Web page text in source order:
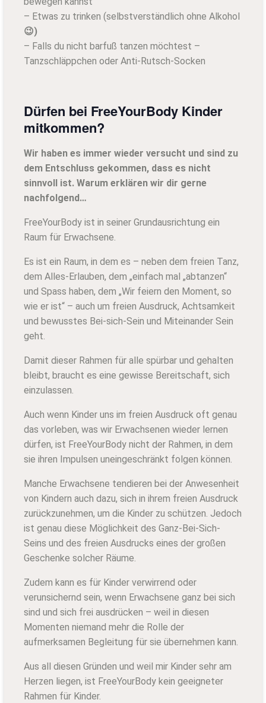
– Etwas zu trinken (selbstverständlich ohne Alkohol
😉)
– Falls du nicht barfuß tanzen möchtest –
Tanzschläppchen oder Anti-Rutsch-Socken
Dürfen bei FreeYourBody Kinder
mitkommen?
Wir haben es immer wieder versucht und sind zu
dem Entschluss gekommen, dass es nicht
sinnvoll ist. Warum erklären wir dir gerne
nachfolgend…
FreeYourBody ist in seiner Grundausrichtung ein
Raum für Erwachsene.
Es ist ein Raum, in dem es – neben dem freien Tanz,
dem Alles-Erlauben, dem „einfach mal „abtanzen“
und Spass haben, dem „Wir feiern den Moment, so
wie er ist“ – auch um freien Ausdruck, Achtsamkeit
und bewusstes Bei-sich-Sein und Miteinander Sein
geht.
Damit dieser Rahmen für alle spürbar und gehalten
bleibt, braucht es eine gewisse Bereitschaft, sich
einzulassen.
Auch wenn Kinder uns im freien Ausdruck oft genau
das vorleben, was wir Erwachsenen wieder lernen
dürfen, ist FreeYourBody nicht der Rahmen, in dem
sie ihren Impulsen uneingeschränkt folgen können.
Manche Erwachsene tendieren bei der Anwesenheit
von Kindern auch dazu, sich in ihrem freien Ausdruck
zurückzunehmen, um die Kinder zu schützen. Jedoch
ist genau diese Möglichkeit des Ganz-Bei-Sich-
Seins und des freien Ausdrucks eines der großen
Geschenke solcher Räume.
Zudem kann es für Kinder verwirrend oder
verunsichernd sein, wenn Erwachsene ganz bei sich
sind und sich frei ausdrücken – weil in diesen
Momenten niemand mehr die Rolle der
aufmerksamen Begleitung für sie übernehmen kann.
Aus all diesen Gründen und weil mir Kinder sehr am
Herzen liegen, ist FreeYourBody kein geeigneter
Rahmen für Kinder.